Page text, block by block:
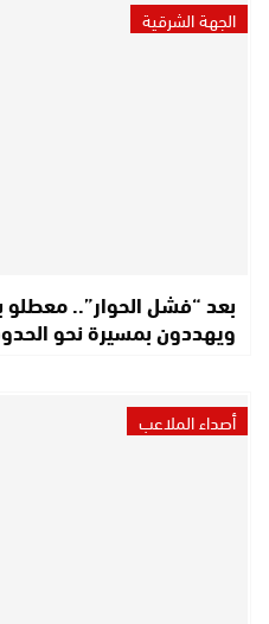
الجهة الشرقية
بعد “فشل الحوار”.. معطلو
ويهددون بمسيرة نحو
أصداء الملاعب